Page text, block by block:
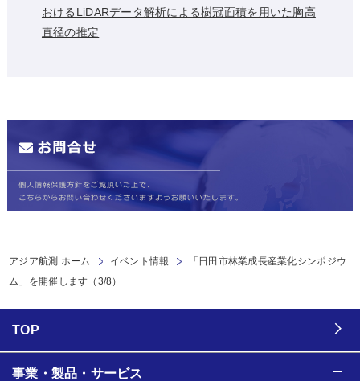
おけるLiDARデータ解析による樹冠面積を用いた胸高
直径の推定
アジア航測 ホーム イベント情報
「日田市林業成長産業化シンポジウ
ム」を開催します（3/8）
TOP
事業・製品・サービス